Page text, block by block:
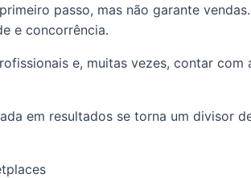
passo, mas não garante
e concorrência.
e, muitas vezes, contar com
em resultados se torna um divisor